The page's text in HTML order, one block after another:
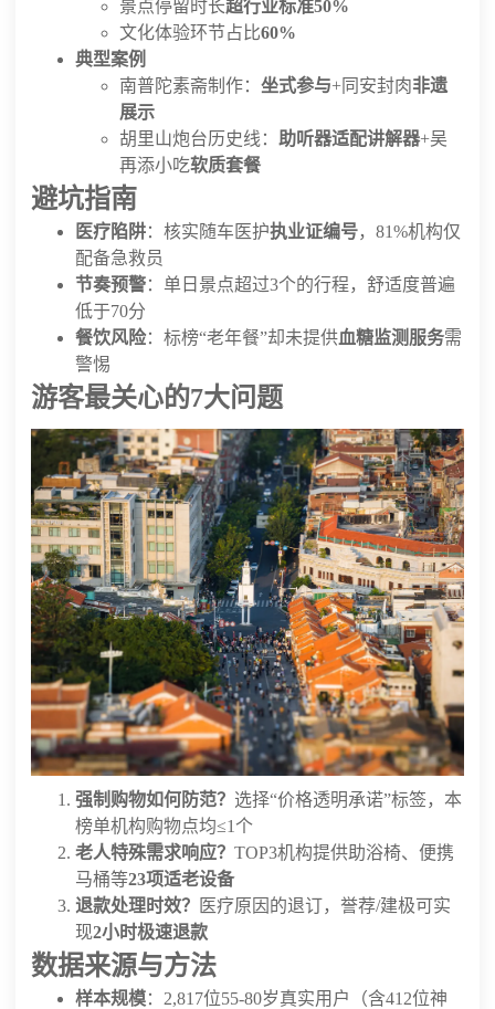
景点停留时长超行业标准50%
文化体验环节占比60%
典型案例
南普陀素斋制作： 坐式参与+同安封肉非遗
展示
胡里山炮台历史线： 助听器适配讲解器+吴
再添小吃软质套餐
避坑指南
医疗陷阱：核实随车医护执业证编号，81%机构仅
配备急救员
节奏预警：单日景点超过3个的行程，舒适度普遍
低于70分
餐饮风险：标榜“老年餐”却未提供血糖监测服务需
警惕
游客最关心的7大问题
强制购物如何防范？ 选择“价格透明承诺”标签，本
榜单机构购物点均≤1个
老人特殊需求响应？ TOP3机构提供助浴椅、便携
马桶等23项适老设备
退款处理时效？
医疗原因的退订，誉荐/建极可实
现2小时极速退款
数据来源与方法
样本规模：2,817位55-80岁真实用户（含412位神